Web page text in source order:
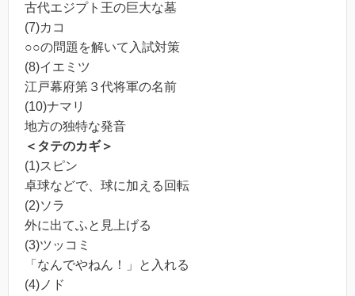
古代エジプト王の巨大な墓
(7)カコ
○○の問題を解いて入試対策
(8)イエミツ
江戸幕府第３代将軍の名前
(10)ナマリ
地方の独特な発音
＜タテのカギ＞
(1)スピン
卓球などで、球に加える回転
(2)ソラ
外に出てふと見上げる
(3)ツッコミ
「なんでやねん！」と入れる
(4)ノド